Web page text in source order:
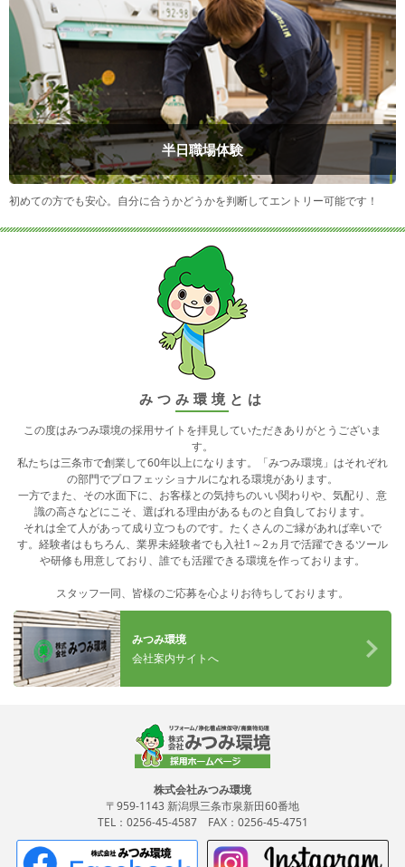
半日職場体験
初めての方でも安心。自分に合うかどうかを判断してエントリー可能です！
みつみ環境とは
この度はみつみ環境の採用サイトを拝見していただきありがとうございま
す。
私たちは三条市で創業して60年以上になります。「みつみ環境」はそれぞれ
の部門でプロフェッショナルになれる環境があります。
一方でまた、その水面下に、お客様との気持ちのいい関わりや、気配り、意
識の高さなどにこそ、選ばれる理由があるものと自負しております。
それは全て人があって成り立つものです。たくさんのご縁があれば幸いで
す。経験者はもちろん、業界未経験者でも入社1～2ヵ月で活躍できるツール
や研修も用意しており、誰でも活躍できる環境を作っております。
スタッフ一同、皆様のご応募を心よりお待ちしております。
みつみ環境
会社案内サイトへ
株式会社みつみ環境
〒959-1143 新潟県三条市泉新田60番地
TEL： 0256-45-4587FAX：0256-45-4751